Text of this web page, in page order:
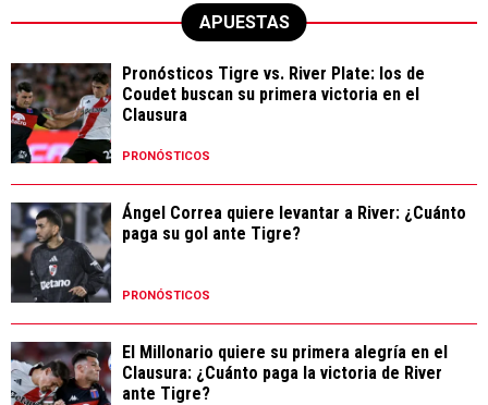
APUESTAS
Pronósticos Tigre vs. River Plate: los de
Coudet buscan su primera victoria en el
Clausura
PRONÓSTICOS
Ángel Correa quiere levantar a River: ¿Cuánto
paga su gol ante Tigre?
PRONÓSTICOS
El Millonario quiere su primera alegría en el
Clausura: ¿Cuánto paga la victoria de River
ante Tigre?